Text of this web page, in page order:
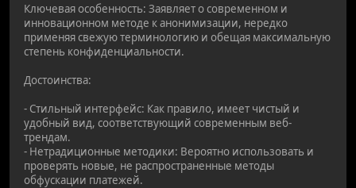
Ключевая особенность: Заявляет о современном и
инновационном методе к анонимизации, нередко
применяя свежую терминологию и обещая максимальную
степень конфиденциальности.
Достоинства:
- Стильный интерфейс: Как правило, имеет чистый и
удобный вид, соответствующий современным веб-
трендам.
- Нетрадиционные методики: Вероятно использовать и
проверять новые, не распространенные методы
обфускации платежей.